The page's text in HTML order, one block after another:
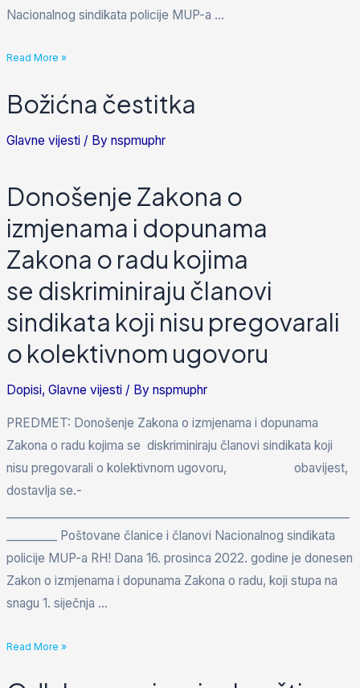
Nacionalnog sindikata policije MUP-a …
Read More »
Božićna čestitka
Glavne vijesti / Bynspmuphr
Donošenje Zakona o
izmjenama i dopunama
Zakona o radu kojima
se diskriminiraju članovi
sindikata koji nisu pregovarali
o kolektivnom ugovoru
Dopisi,Glavne vijesti / Bynspmuphr
PREDMET: Donošenje Zakona o izmjenama i dopunama
Zakona o radu kojima se diskriminiraju članovi sindikata koji
nisu pregovarali o kolektivnom ugovoru, obavijest,
dostavlja se.-
_________ Poštovane članice i članovi Nacionalnog sindikata
policije MUP-a RH! Dana 16. prosinca 2022. godine je donesen
Zakon o izmjenama i dopunama Zakona o radu, koji stupa na
snagu 1. siječnja …
Read More »